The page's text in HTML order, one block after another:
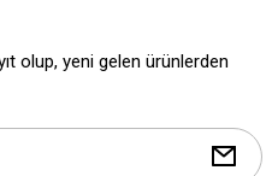
olmalı.
olup, yeni gelen ürünlerden